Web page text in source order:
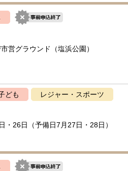
営グラウンド（塩浜公園）
ども レジャー・スポーツ
・26日（予備日7月27日・28日）